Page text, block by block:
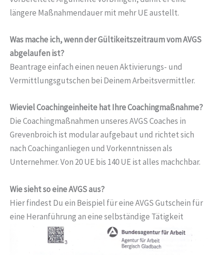
längere Maßnahmendauer mit mehr UE austellt.
Was mache ich, wenn der Gültikeitszeitraum vom AVGS
abgelaufen ist?
Beantrage einfach einen neuen Aktivierungs- und
Vermittlungsgutschen bei Deinem Arbeitsvermittler.
Wieviel Coachingeinheite hat Ihre Coachingmaßnahme?
Die Coachingmaßnahmen unseres AVGS Coaches in
Grevenbroich ist modular aufgebaut und richtet sich
nach Coachinganliegen und Vorkenntnissen als
Unternehmer. Von 20 UE bis 140 UE ist alles machchbar.
Wie sieht so eine AVGS aus?
Hier findest Du ein Beispiel für eine AVGS Gutschein für
eine Heranführung an eine selbständige Tätigkeit